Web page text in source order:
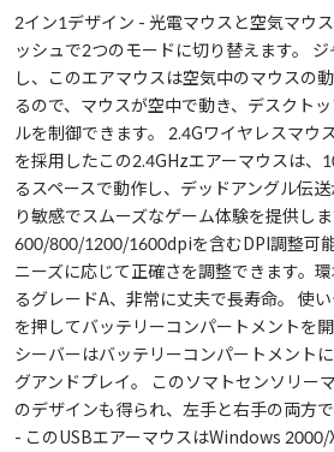
2イン1デザイン - 光電マウスと空気マウ
ッシュで2つのモードに切り替えます。
し、このエアマウスは空気中のマウスの
るので、マウスが空中で動き、デスクト
ルを制御できます。 2.4Gワイヤレスマウ
を採用したこの2.4GHzエアーマウスは、
るスペースで動作し、デッドアングル伝
り敏感でスムーズなゲーム体験を提供し
600/800/1200/1600dpiを含むDPI調整可
ニーズに応じて正確さを調整できます。
るグレードA、非常に丈夫で長寿命。 使
を押してバッテリーコンパートメントを
シーバーはバッテリーコンパートメント
グアンドプレイ。 このソマトセンソリー
のデザインも得られ、左手と右手の両方
- このUSBエアーマウスはWindows 2000/